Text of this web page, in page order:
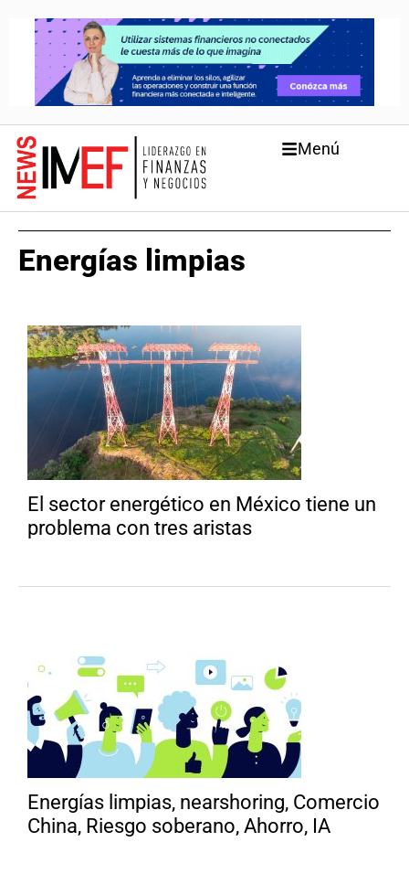
Menú
Energías limpias
El sector energético en México tiene un
problema con tres aristas
Energías limpias, nearshoring, Comercio
China, Riesgo soberano, Ahorro, IA